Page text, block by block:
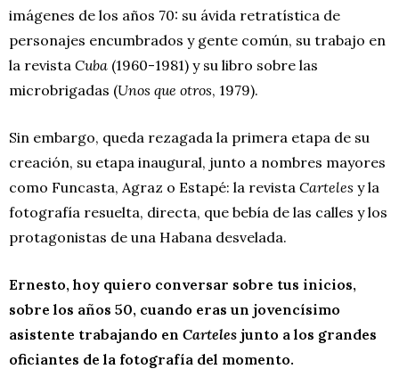
imágenes de los años 70: su ávida retratística de
personajes encumbrados y gente común, su trabajo en
la revista Cuba (1960-1981) y su libro sobre las
microbrigadas (Unos que otros, 1979).
Sin embargo, queda rezagada la primera etapa de su
creación, su etapa inaugural, junto a nombres mayores
como Funcasta, Agraz o Estapé: la revista Carteles y la
fotografía resuelta, directa, que bebía de las calles y los
protagonistas de una Habana desvelada.
Ernesto, hoy quiero conversar sobre tus inicios,
sobre los años 50, cuando eras un jovencísimo
asistente trabajando en Carteles junto a los grandes
oficiantes de la fotografía del momento.